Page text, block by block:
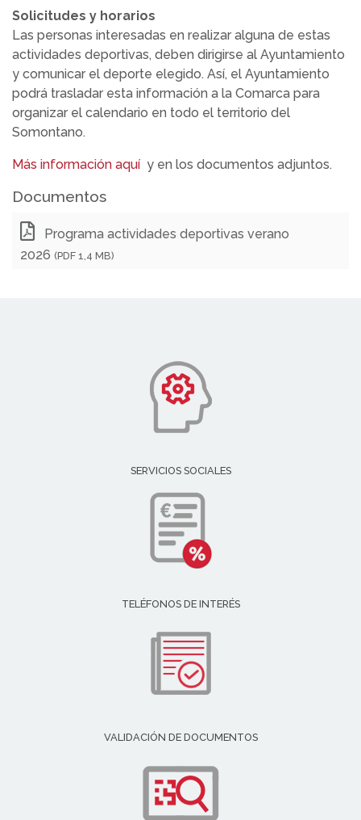
Solicitudes y horarios
Las personas interesadas en realizar alguna de estas
actividades deportivas, deben dirigirse al Ayuntamiento
y comunicar el deporte elegido. Así, el Ayuntamiento
podrá trasladar esta información a la Comarca para
organizar el calendario en todo el territorio del
Somontano.
Más información aquí y en los documentos adjuntos.
Documentos
Programa actividades deportivas verano
2026 (PDF 1,4 MB)
SERVICIOS SOCIALES
TELÉFONOS DE INTERÉS
VALIDACIÓN DE DOCUMENTOS